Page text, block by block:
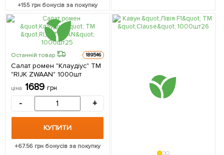
+155 грн бонусів за покупку
Останній товар 189546
Салат ромен "Клаудіус" ТМ
"RIJK ZWAAN" 1000шт
ціна 1689 грн
- +
КУПИТИ
+67.56 грн бонусів за покупку